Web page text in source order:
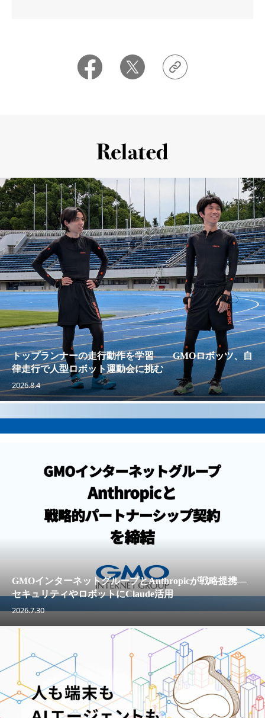
トップランナーの走行動作を学習——GMOロボッツ、自
律走行で人型ロボット運動会に挑む
2026.8.4
GMOインターネットグループとAnthropicが戦略提携—
セキュリティやロボットにClaude活用
2026.7.30